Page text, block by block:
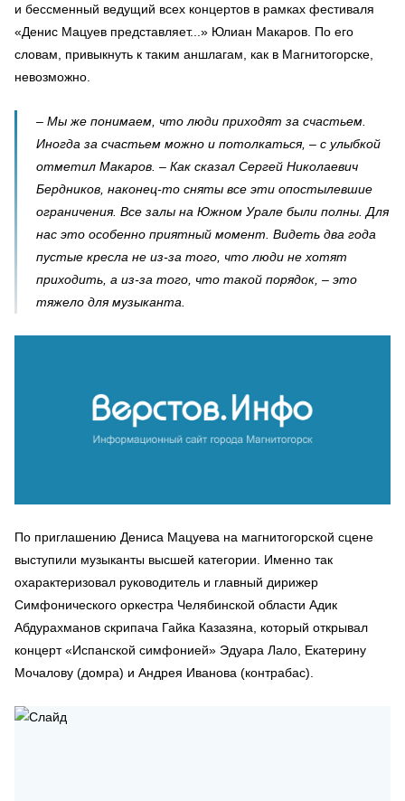
и бессменный ведущий всех концертов в рамках фестиваля
«Денис Мацуев представляет...» Юлиан Макаров. По его
словам, привыкнуть к таким аншлагам, как в Магнитогорске,
невозможно.
– Мы же понимаем, что люди приходят за счастьем.
Иногда за счастьем можно и потолкаться, – с улыбкой
отметил Макаров. – Как сказал Сергей Николаевич
Бердников, наконец-то сняты все эти опостылевшие
ограничения. Все залы на Южном Урале были полны. Для
нас это особенно приятный момент. Видеть два года
пустые кресла не из-за того, что люди не хотят
приходить, а из-за того, что такой порядок, – это
тяжело для музыканта.
По приглашению Дениса Мацуева на магнитогорской сцене
выступили музыканты высшей категории. Именно так
охарактеризовал руководитель и главный дирижер
Симфонического оркестра Челябинской области Адик
Абдурахманов скрипача Гайка Казазяна, который открывал
концерт «Испанской симфонией» Эдуара Лало, Екатерину
Мочалову (домра) и Андрея Иванова (контрабас).